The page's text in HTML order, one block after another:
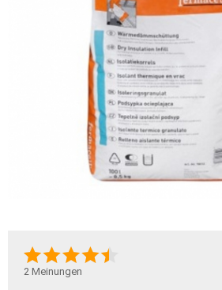
2 Meinungen